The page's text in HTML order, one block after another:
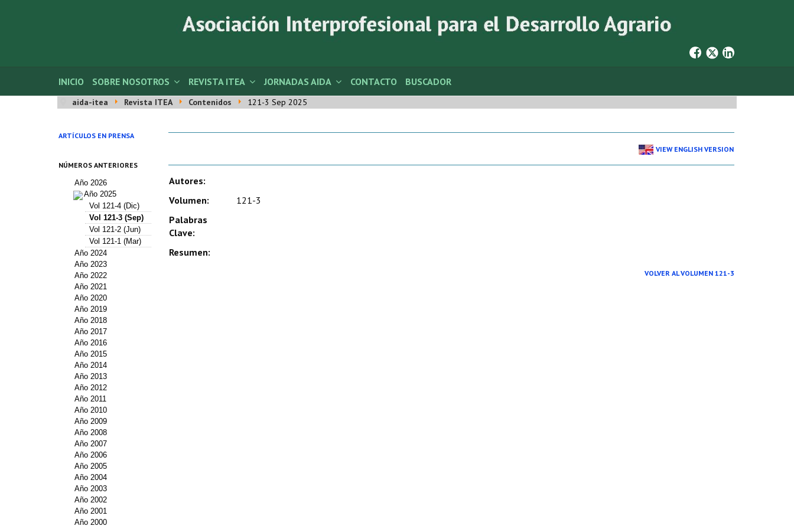
INICIO SOBRE NOSOTROS REVISTA ITEA JORNADAS AIDA CONTACTO BUSCADOR
aida-itea Revista ITEA Contenidos 121-3 Sep 2025
ARTÍCULOS EN PRENSA
NÚMEROS ANTERIORES
Año 2026
Año 2025
Vol 121-4 (Dic)
Vol 121-3 (Sep)
Vol 121-2 (Jun)
Vol 121-1 (Mar)
Año 2024
Año 2023
Año 2022
Año 2021
Año 2020
Año 2019
Año 2018
Año 2017
Año 2016
Año 2015
Año 2014
Año 2013
Año 2012
Año 2011
Año 2010
Año 2009
Año 2008
Año 2007
Año 2006
Año 2005
Año 2004
Año 2003
Año 2002
Año 2001
Año 2000
VIEW ENGLISH VERSION
Autores:
Volumen:
121-3
Palabras
Clave:
Resumen:
VOLVER AL VOLUMEN 121-3